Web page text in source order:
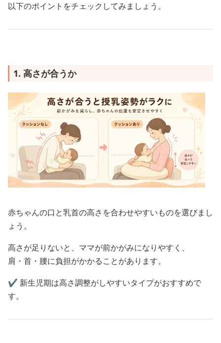
以下のポイントをチェックしてみましょう。
1. 高さが合うか
赤ちゃんの口と乳首の高さを合わせやすいものを選びまし
ょう。
高さが足りないと、ママが前かがみになりやすく、
肩・首・腰に負担がかかることがあります。
✔️ 新生児期は高さ調整がしやすいタイプがおすすめで
す。